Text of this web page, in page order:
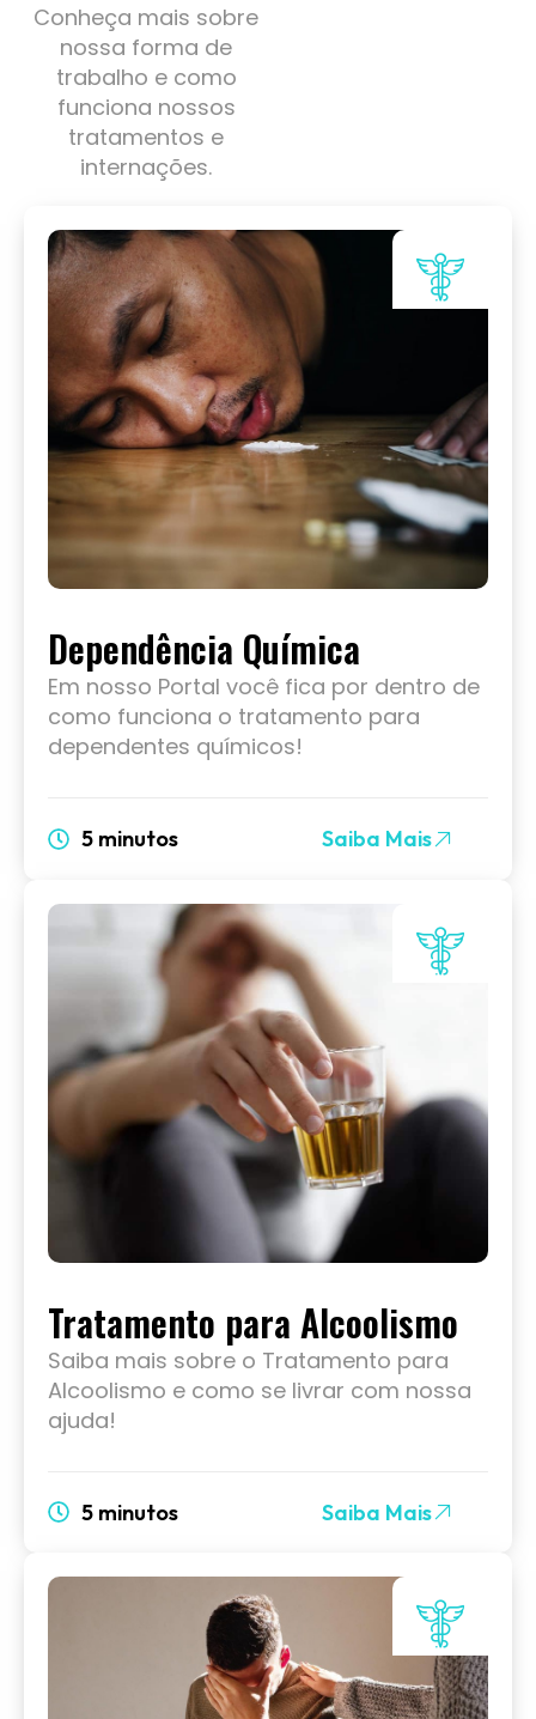
Conheça mais sobre
nossa forma de
trabalho e como
funciona nossos
tratamentos e
internações.
Dependência Química
Em nosso Portal você fica por dentro de
como funciona o tratamento para
dependentes químicos!
5 minutos Saiba Mais
Tratamento para Alcoolismo
Saiba mais sobre o Tratamento para
Alcoolismo e como se livrar com nossa
ajuda!
5 minutos Saiba Mais